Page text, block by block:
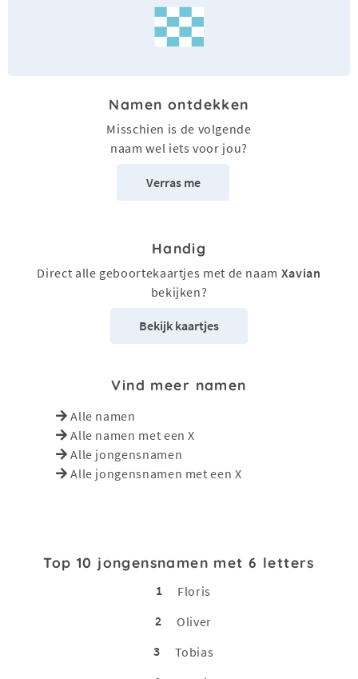
Namen ontdekken
Misschien is de volgende
naam wel iets voor jou?
Verras me
Handig
Direct alle geboortekaartjes met de naam Xavian
bekijken?
Bekijk kaartjes
Vind meer namen
Alle namen
Alle namen met een X
Alle jongensnamen
Alle jongensnamen met een X
Top 10 jongensnamen met 6 letters
1
Floris
2
Oliver
3
Tobias